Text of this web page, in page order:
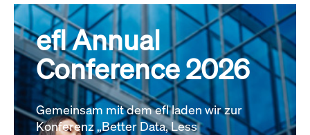
efl Annual
Conference 2026
Gemeinsam mit dem efl laden wir zur
Konferenz „Better Data, Less